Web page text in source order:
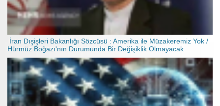
İran Dışişleri Bakanlığı Sözcüsü : Amerika ile Müzakeremiz Yok /
Hürmüz Boğazı'nın Durumunda Bir Değişiklik Olmayacak